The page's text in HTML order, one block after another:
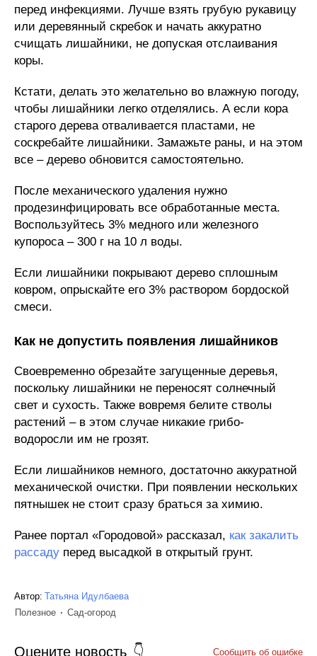
перед инфекциями. Лучше взять грубую рукавицу
или деревянный скребок и начать аккуратно
счищать лишайники, не допуская отслаивания
коры.
Кстати, делать это желательно во влажную погоду,
чтобы лишайники легко отделялись. А если кора
старого дерева отваливается пластами, не
соскребайте лишайники. Замажьте раны, и на этом
все – дерево обновится самостоятельно.
После механического удаления нужно
продезинфицировать все обработанные места.
Воспользуйтесь 3% медного или железного
купороса – 300 г на 10 л воды.
Если лишайники покрывают дерево сплошным
ковром, опрыскайте его 3% раствором бордоской
смеси.
Как не допустить появления лишайников
Своевременно обрезайте загущенные деревья,
поскольку лишайники не переносят солнечный
свет и сухость. Также вовремя белите стволы
растений – в этом случае никакие грибо-
водоросли им не грозят.
Если лишайников немного, достаточно аккуратной
механической очистки. При появлении нескольких
пятнышек не стоит сразу браться за химию.
Ранее портал «Городовой» рассказал, как закалить
рассаду перед высадкой в открытый грунт.
Автор: Татьяна Идулбаева
Полезное
Сад-огород
Оцените новость Сообщить об ошибке